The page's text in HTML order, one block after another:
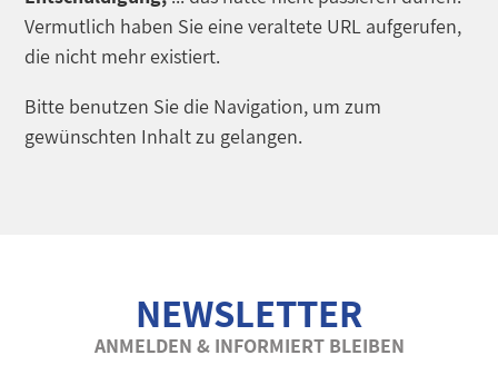
Vermutlich haben Sie eine veraltete URL aufgerufen,
die nicht mehr existiert.
Bitte benutzen Sie die Navigation, um zum
gewünschten Inhalt zu gelangen.
NEWSLETTER
ANMELDEN & INFORMIERT BLEIBEN